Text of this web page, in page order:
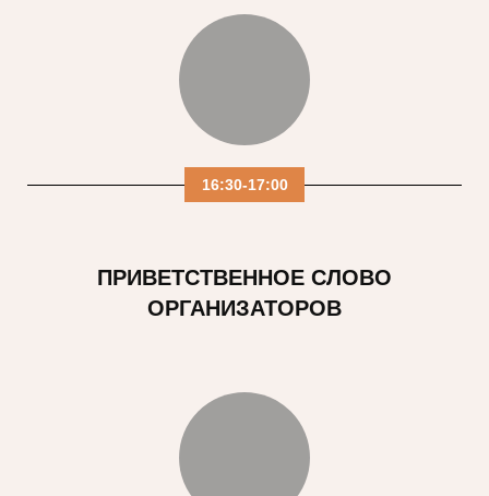
16:30-17:00
ПРИВЕТСТВЕННОЕ СЛОВО
ОРГАНИЗАТОРОВ